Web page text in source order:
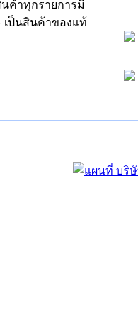
ค้าทุกรายการมี
เป็นสินค้าของแท้